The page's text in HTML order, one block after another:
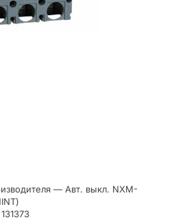
— Авт. выкл. NXM-